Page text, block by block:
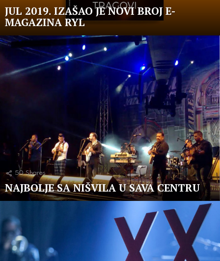
JUL 2019. IZAŠAO JE NOVI BROJ E-
MAGAZINA RYL
50 Shares
NAJBOLJE SA NIŠVILA U SAVA CENTRU